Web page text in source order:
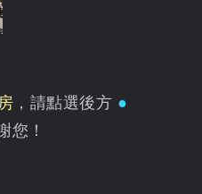
，請點選後方 ●
您！